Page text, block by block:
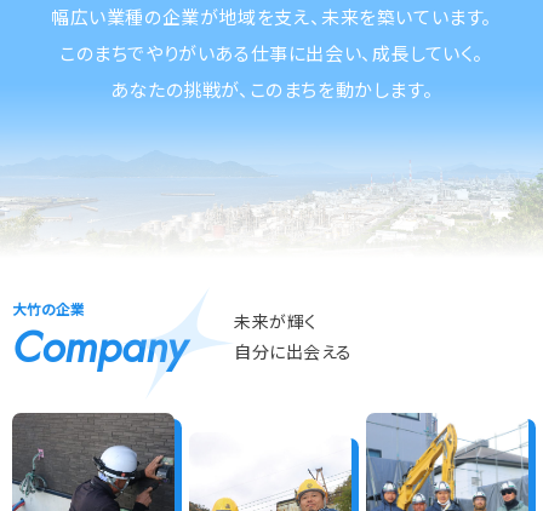
幅広い業種の企業が地域を支え、未来を築いています。
このまちでやりがいある仕事に出会い、成長していく。
あなたの挑戦が、このまちを動かします。
大竹の企業
Company
未来が輝く
自分に出会える